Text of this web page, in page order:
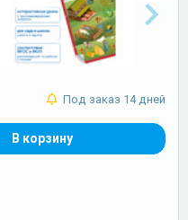
Под заказ 14 дней